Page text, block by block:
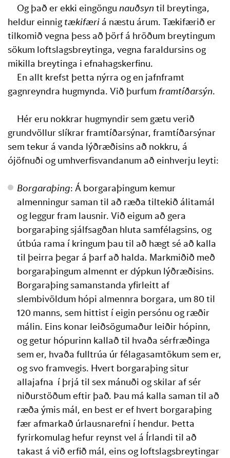
Og það er ekki eingöngu nauðsyn til breytinga,
heldur einnig tækifæri á næstu árum. Tækifærið er
tilkomið vegna þess að þörf á hröðum breytingum
sökum loftslagsbreytinga, vegna faraldursins og
mikilla breytinga i efnahagskerfinu.
En allt krefst þetta nýrra og en jafnframt
gagnreyndra hugmynda. Við þurfum framtíðarsýn.
Hér eru nokkrar hugmyndir sem gætu verið
grundvöllur slíkrar framtíðarsýnar, framtíðarsýnar
sem tekur á vanda lýðræðisins að nokkru, á
ójöfnuði og umhverfisvandanum að einhverju leyti:
Borgaraþing: Á borgaraþingum kemur
almenningur saman til að ræða tiltekið álitamál
og leggur fram lausnir. Við eigum að gera
borgaraþing sjálfsagðan hluta samfélagsins, og
útbúa rama í kringum þau til að hægt sé að kalla
til þeirra þegar á þarf að halda. Markmiðið með
borgaraþingum almennt er dýpkun lýðræðisins.
Borgaraþing samanstanda yfirleitt af
slembivöldum hópi almennra borgara, um 80 til
120 manns, sem hittist í eigin persónu og ræðir
málin. Eins konar leiðsögumaður leiðir hópinn,
og getur hópurinn kallað til hvaða sérfræðinga
sem er, hvaða fulltrúa úr félagasamtökum sem er,
og svo framvegis. Hvert borgaraþing situr
allajafna  í þrjá til sex mánuði og skilar af sér
niðurstöðum eftir það. Þau má kalla saman til að
ræða ýmis mál, en best er ef hvert borgaraþing
fær afmarkað úrlausnarefni í hendur. Þetta
fyrirkomulag hefur reynst vel á Írlandi til að
takast á við erfið mál, eins og loftslagsbreytingar